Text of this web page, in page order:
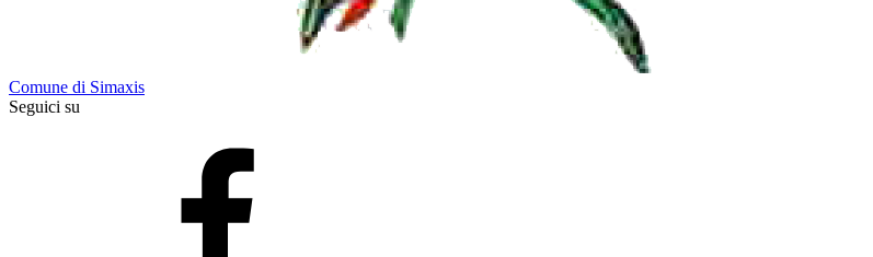
Comune di Simaxis
Seguici su